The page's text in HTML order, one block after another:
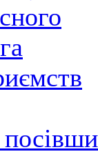
посівши